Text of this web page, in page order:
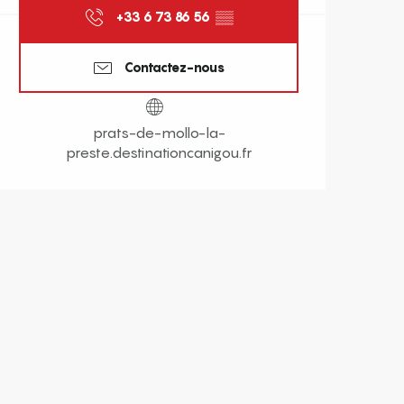
+33 6 73 86 56 ▒▒
Contactez-nous
prats-de-mollo-la-
preste.destinationcanigou.fr